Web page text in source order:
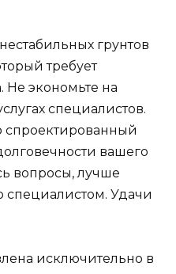
грунтов
требует
Не экономьте на
специалистов.
спроектированный
вашего
вопросы, лучше
специалистом. Удачи
исключительно в